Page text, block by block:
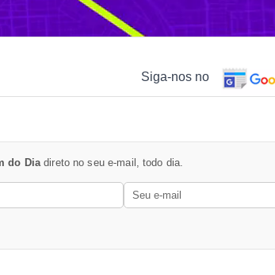
Siga-nos no
do Diadireto no seu e-mail, todo dia.